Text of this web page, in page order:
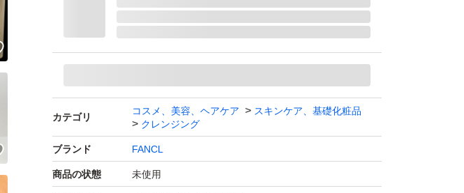
カテゴリ
コスメ、美容、ヘアケア
スキンケア、基礎化粧品
クレンジング
ブランド FANCL
商品の状態 未使用